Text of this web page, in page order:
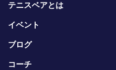
テニスベアとは
イベント
ブログ
コーチ